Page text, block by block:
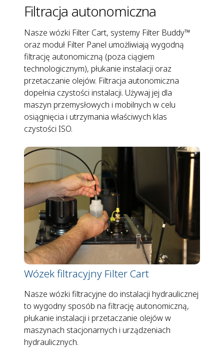
Filtracja autonomiczna
Nasze wózki Filter Cart, systemy Filter Buddy™
oraz moduł Filter Panel umożliwiają wygodną
filtrację autonomiczną (poza ciągiem
technologicznym), płukanie instalacji oraz
przetaczanie olejów. Filtracja autonomiczna
dopełnia czystości instalacji. Używaj jej dla
maszyn przemysłowych i mobilnych w celu
osiągnięcia i utrzymania właściwych klas
czystości ISO.
Wózek filtracyjny Filter Cart
Nasze wózki filtracyjne do instalacji hydraulicznej
to wygodny sposób na filtrację autonomiczną,
płukanie instalacji i przetaczanie olejów w
maszynach stacjonarnych i urządzeniach
hydraulicznych.